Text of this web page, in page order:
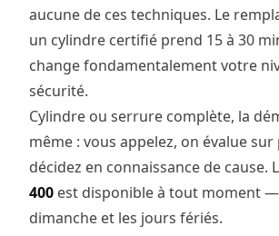
aucune de ces techniques. Le
un cylindre certifié prend 15 à 30
change fondamentalement votre
sécurité.
Cylindre ou serrure complète, la
même : vous appelez, on évalue sur
décidez en connaissance de cause.
400 est disponible à tout moment
dimanche et les jours fériés.